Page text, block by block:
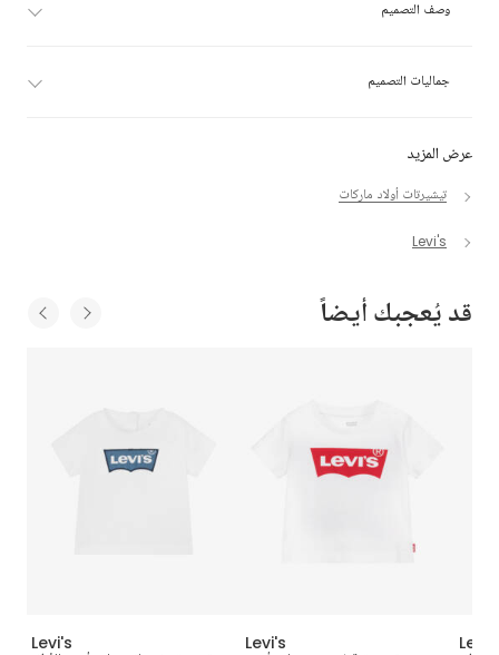
عرض المزيد
تيشيرتات أولاد ماركات
Levi's
وصف التصميم
جماليات التصميم
قد يُعجبك أيضاً
Levi's Levi's Levi's